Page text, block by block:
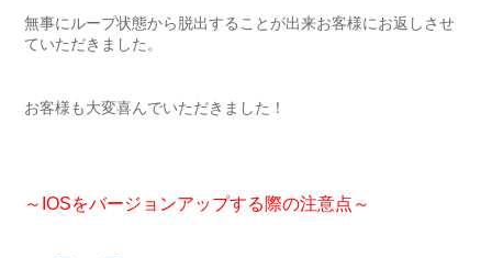
無事にループ状態から脱出することが出来お客様にお返しさせ
ていただきました。
お客様も大変喜んでいただきました！
～IOSをバージョンアップする際の注意点～